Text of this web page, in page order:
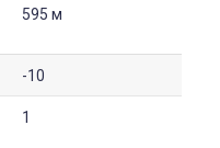
595 м
-10
1